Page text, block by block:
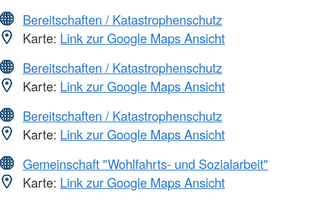
Bereitschaften / Katastrophenschutz
Karte: Link zur Google Maps Ansicht
Bereitschaften / Katastrophenschutz
Karte: Link zur Google Maps Ansicht
Bereitschaften / Katastrophenschutz
Karte: Link zur Google Maps Ansicht
Gemeinschaft "Wohlfahrts- und Sozialarbeit"
Karte: Link zur Google Maps Ansicht